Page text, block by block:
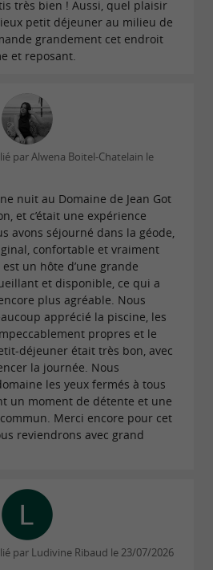
très bien ! Aussi, quel plaisir
petit déjeuner au milieu de
grandement cet endroit
et reposant.
par Alwena Boitel-Chatelain le
nuit au Domaine de Jean Got
et c’était une expérience
avons séjourné dans la géode,
confortable et vraiment
un hôte d’une grande
et disponible, ce qui a
plus agréable. Nous
apprécié la piscine, les
propres et le
déjeuner était très bon, avec
la journée. Nous
les yeux fermés à tous
un moment de détente et une
Merci encore pour cet
reviendrons avec grand
par Ludivine Ribaud le 23/07/2026